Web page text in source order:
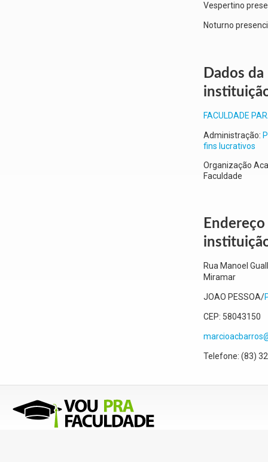
Vespertino
Noturno
Dados da
FACULDADE
Administração:
fins lucrativos
Organização
Faculdade
Endereço
Rua Manoel
Miramar
JOAO PESSOA/
CEP: 58043150
Telefone: (83)